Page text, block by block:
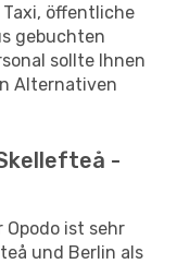
öffentliche
gebuchten
sollte Ihnen
Alternativen
-
ist sehr
und Berlin als